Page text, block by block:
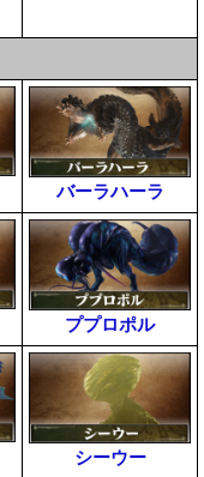
バーラハーラ
ププロポル
シーウー